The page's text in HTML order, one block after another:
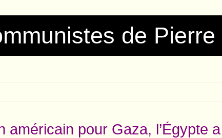
américain pour Gaza, l’Égypte a